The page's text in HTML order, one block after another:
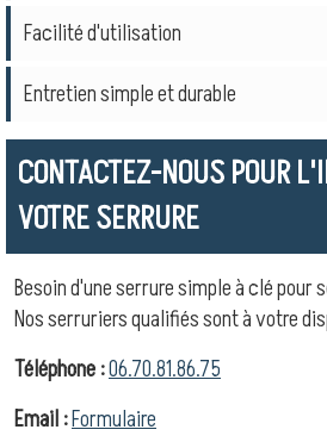
Facilité d'utilisation
Entretien simple et durable
CONTACTEZ-NOUS POUR
VOTRE SERRURE
Besoin d'une serrure simple à clé pour
Nos serruriers qualifiés sont à votre
Téléphone :06.70.81.86.75
Email :Formulaire